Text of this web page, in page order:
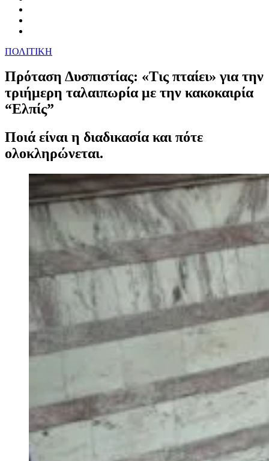
ΠΟΛΙΤΙΚΗ
Πρόταση Δυσπιστίας: «Τις πταίει» για την
τριήμερη ταλαιπωρία με την κακοκαιρία
“Ελπίς”
Ποιά είναι η διαδικασία και πότε
ολοκληρώνεται.